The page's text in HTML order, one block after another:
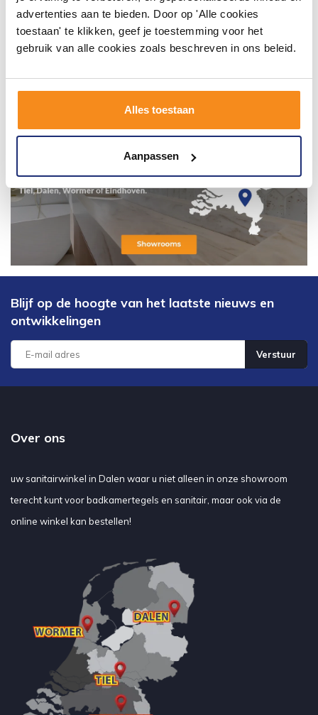
advertenties aan te bieden. Door op 'Alle cookies
toestaan' te klikken, geef je toestemming voor het
gebruik van alle cookies zoals beschreven in ons beleid.
Alles toestaan
Aanpassen
Blijf op de hoogte van het laatste nieuws en
ontwikkelingen
Verstuur
Over ons
uw sanitairwinkel in Dalen waar u niet alleen in onze showroom
terecht kunt voor badkamertegels en sanitair, maar ook via de
online winkel kan bestellen!